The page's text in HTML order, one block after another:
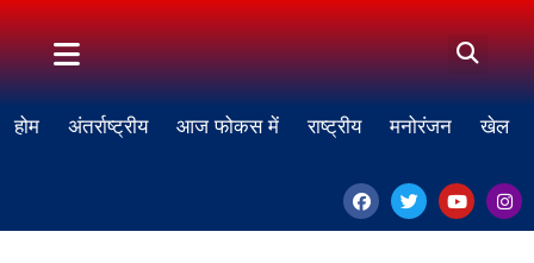
होम अंतर्राष्ट्रीय आज फोकस में राष्ट्रीय मनोरंजन खेल